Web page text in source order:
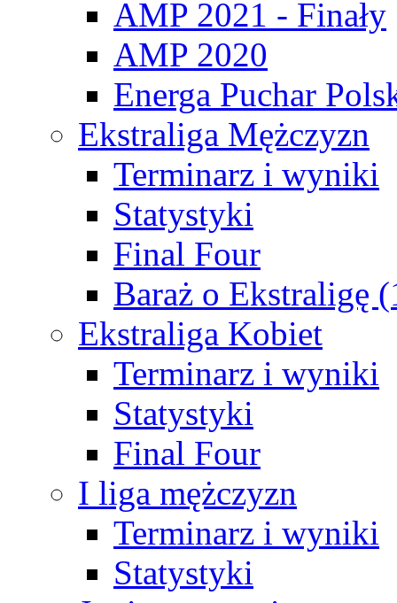
AMP 2021 - Finały
AMP 2020
Energa Puchar
Ekstraliga Mężczyzn
Terminarz i wyniki
Statystyki
Final Four
Baraż o Ekstraligę
Ekstraliga Kobiet
Terminarz i wyniki
Statystyki
Final Four
I liga mężczyzn
Terminarz i wyniki
Statystyki